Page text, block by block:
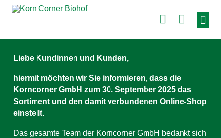
Liebe Kundinnen und Kunden,
hiermit möchten wir Sie informieren, dass die
Korncorner GmbH zum 30. September 2025 das
Sortiment und den damit verbundenen Online-Shop
einstellt.
Das gesamte Team der Korncorner GmbH bedankt sich